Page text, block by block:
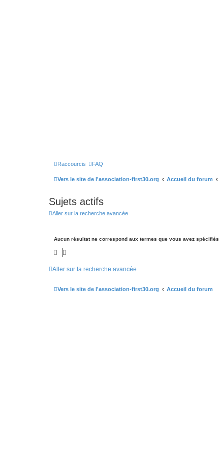
Raccourcis FAQ
Vers le site de l'association-first30.org Accueil du forum
Sujets actifs
Aller sur la recherche avancée
Aucun résultat ne correspond aux termes que vous avez spécifiés.
Aller sur la recherche avancée
Vers le site de l'association-first30.org Accueil du forum